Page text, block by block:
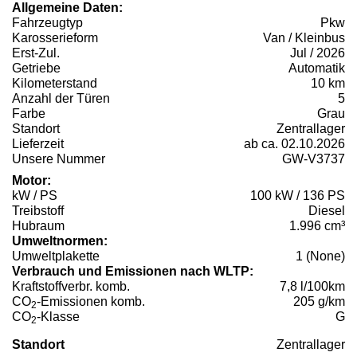
Allgemeine Daten:
Fahrzeugtyp
Pkw
Karosserieform
Van / Kleinbus
Erst-Zul.
Jul / 2026
Getriebe
Automatik
Kilometerstand
10 km
Anzahl der Türen
5
Farbe
Grau
Standort
Zentrallager
Lieferzeit
ab ca. 02.10.2026
Unsere Nummer
GW-V3737
Motor:
kW / PS
100 kW / 136 PS
Treibstoff
Diesel
Hubraum
1.996 cm³
Umweltnormen:
Umweltplakette
1 (None)
Verbrauch und Emissionen nach WLTP:
Kraftstoffverbr. komb.
7,8 l/100km
CO2-Emissionen komb.
205 g/km
CO2-Klasse G
Standort Zentrallager